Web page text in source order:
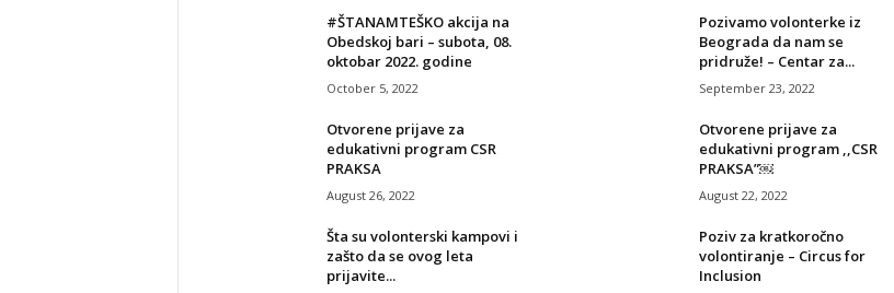
#ŠTANAMTEŠKO akcija na
Obedskoj bari – subota, 08.
oktobar 2022. godine
October 5, 2022
Pozivamo volonterke iz
Beograda da nam se
pridruže! – Centar za...
September 23, 2022
Otvorene prijave za
edukativni program CSR
PRAKSA
August 26, 2022
Otvorene prijave za
edukativni program ,,CSR
PRAKSA”￼
August 22, 2022
Šta su volonterski kampovi i
zašto da se ovog leta
prijavite...
Poziv za kratkoročno
volontiranje – Circus for
Inclusion